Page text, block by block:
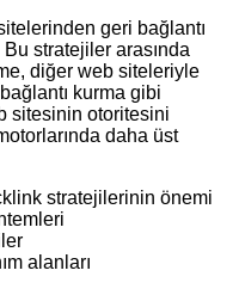
geri bağlantı
stratejiler arasında
diğer web siteleriyle
kurma gibi
sitesinin otoritesini
daha üst
stratejilerinin önemi
alanları